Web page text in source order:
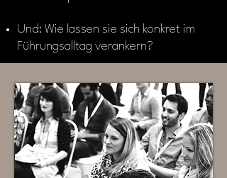
Und: Wie lassen sie sich konkret im
Führungsalltag verankern?